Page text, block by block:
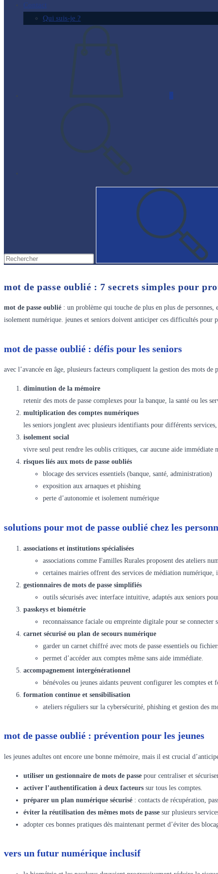
Contact
Qui suis-je ?
mot de passe oublié : 7 secrets simples pour
mot de passe oublié : un problème qui touche de plus en plus de
isolement numérique. jeunes et seniors doivent anticiper ces difficultés pour
mot de passe oublié : défis pour les seniors
avec l’avancée en âge, plusieurs facteurs compliquent la gestion des mots de
diminution de la mémoire
retenir des mots de passe complexes pour la banque, la santé ou les
multiplication des comptes numériques
les seniors jonglent avec plusieurs identifiants pour différents
isolement social
vivre seul peut rendre les oublis critiques, car aucune aide immédiate
risques liés aux mots de passe oubliés
blocage des services essentiels (banque, santé, administration)
exposition aux arnaques et phishing
perte d’autonomie et isolement numérique
solutions pour mot de passe oublié chez les
associations et institutions spécialisées
associations comme Familles Rurales proposent des ateliers
certaines mairies offrent des services de médiation
gestionnaires de mots de passe simplifiés
outils sécurisés avec interface intuitive, adaptés aux seniors
passkeys et biométrie
reconnaissance faciale ou empreinte digitale pour se connecter
carnet sécurisé ou plan de secours numérique
garder un carnet chiffré avec mots de passe essentiels ou
permet d’accéder aux comptes même sans aide immédiate.
accompagnement intergénérationnel
bénévoles ou jeunes aidants peuvent configurer les comptes et
formation continue et sensibilisation
ateliers réguliers sur la cybersécurité, phishing et gestion des
mot de passe oublié : prévention pour les jeunes
les jeunes adultes ont encore une bonne mémoire, mais il est crucial
utiliser un gestionnaire de mots de passe pour centraliser et
activer l’authentification à deux facteurs sur tous les comptes.
préparer un plan numérique sécurisé : contacts de récupération,
éviter la réutilisation des mêmes mots de passe sur plusieurs
adopter ces bonnes pratiques dès maintenant permet d’éviter des
vers un futur numérique inclusif